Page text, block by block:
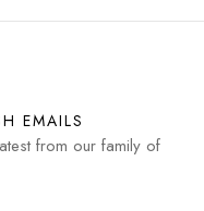
EMAILS
from our family of